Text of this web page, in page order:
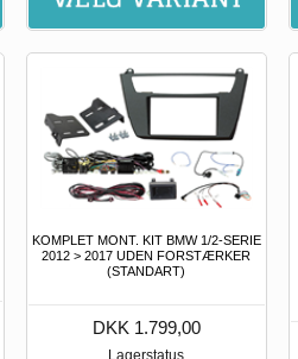
KOMPLET MONT. KIT BMW 1/2-SERIE
2012 > 2017 UDEN FORSTÆRKER
(STANDART)
DKK 1.799,00
Lagerstatus